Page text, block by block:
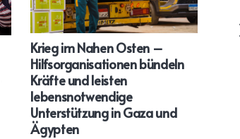
Krieg im Nahen Osten –
Hilfsorganisationen bündeln
Kräfte und leisten
lebensnotwendige
Unterstützung in Gaza und
Ägypten